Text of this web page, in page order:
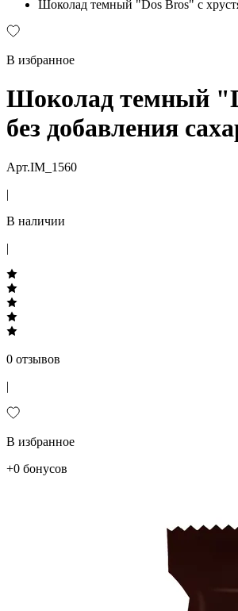
Шоколад темный "Dos Bros" с
В избранное
Шоколад темный
без добавления
Арт.IM_1560
|
В наличии
|
0 отзывов
|
В избранное
+0 бонусов